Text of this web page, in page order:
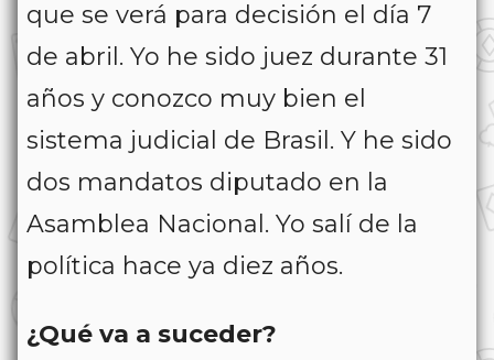
que se verá para decisión el día 7
de abril. Yo he sido juez durante 31
años y conozco muy bien el
sistema judicial de Brasil. Y he sido
dos mandatos diputado en la
Asamblea Nacional. Yo salí de la
política hace ya diez años.
¿Qué va a suceder?